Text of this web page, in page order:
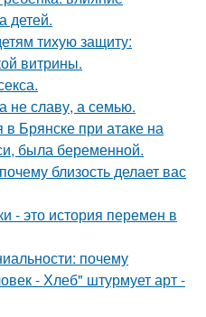
детей.
тихую защиту:
витрины.
не славу, а семью.
Брянске при атаке на
была беременной.
близость делает вас
- это история перемен в
почему
- Хлеб" штурмует арт -